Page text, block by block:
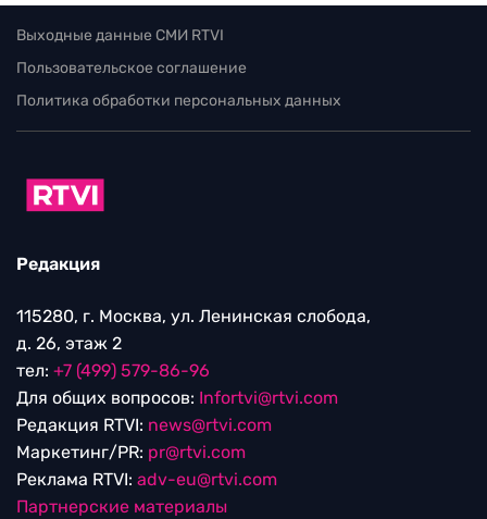
Выходные данные СМИ RTVI
Пользовательское соглашение
Политика обработки персональных данных
Редакция
115280, г. Москва, ул. Ленинская слобода,
д. 26, этаж 2
тел: +7 (499) 579-86-96
Для общих вопросов: Infortvi@rtvi.com
Редакция RTVI: news@rtvi.com
Маркетинг/PR: pr@rtvi.com
Реклама RTVI: adv-eu@rtvi.com
Партнерские материалы